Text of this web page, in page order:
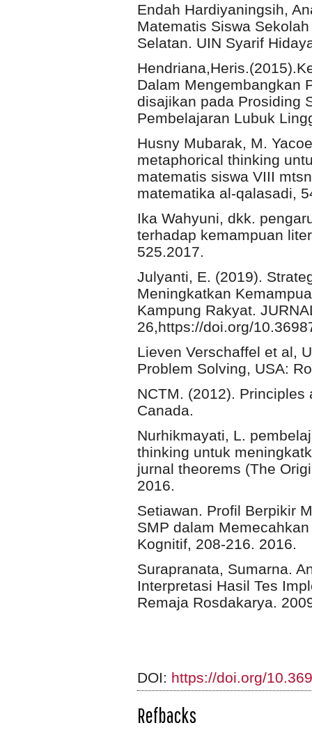
Endah Hardiyaningsih,
Matematis Siswa
Selatan. UIN Syarif
Dalam Mengembangkan
disajikan pada Prosiding
Pembelajaran Lubuk
Husny Mubarak, M.
metaphorical thinking
matematis siswa VIII
matematika al-qalasadi,
Ika Wahyuni, dkk.
terhadap kemampuan
525.2017.
Julyanti, E. (2019).
Meningkatkan
Kampung Rakyat.
26,https://doi.org/
Lieven Verschaffel et al,
Problem Solving, USA:
NCTM. (2012).
Canada.
Nurhikmayati, L.
thinking untuk
jurnal theorems (The
2016.
Setiawan. Profil Berpikir
SMP dalam
Kognitif, 208-216. 2016.
Surapranata, Sumarna.
Interpretasi Hasil Tes
Remaja Rosdakarya.
DOI: https://doi.org/
Refbacks